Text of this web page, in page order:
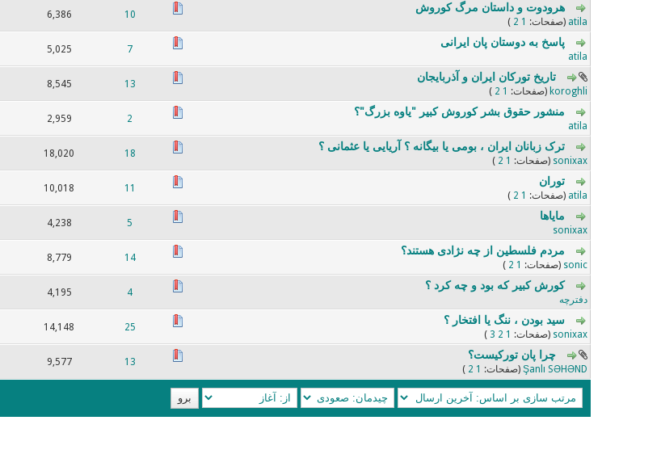
هرودوت و داستان مرگ کوروش
atila (صفحات: 1
2
)
10
6,386 1 رای - 5 از میانگین 5 رای
پاسخ به دوستان پان ایرانی
atila
7
5,025
تاریخ تورکان ایران و آذربایجان
koroghli (صفحات: 1
2
)
13
8,545
منشور حقوق بشر کوروش کبیر "یاوه بزرگ"؟
atila
2
2,959 0 رای - 0 از میانگین 5 رای 5
ترک زبانان ایران ، بومی یا بیگانه ؟ آریایی یا عثمانی ؟
sonixax (صفحات: 1
2
)
18
18,020 1 رای - 5 از میانگین 5 رای 12345
توران
atila (صفحات: 1
2
)
11
10,018
مایاها
sonixax
5
4,238
مردم فلسطین از چه نژادی هستند؟
sonic (صفحات: 1
2
)
14
8,779
کورش کبیر که بود و چه کرد ؟
دفترچه
4
4,195
سید بودن ، ننگ یا افتخار ؟
sonixax (صفحات: 1
2
3
)
25
14,148
چرا پان تورکیست؟
Şanlı SƏHƏND (صفحات: 1
2
)
13
9,577